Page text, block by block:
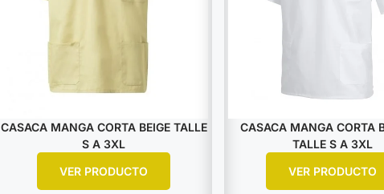
CASACA MANGA CORTA BEIGE TALLE
S A 3XL
VER PRODUCTO
CASACA MANGA CORTA
TALLE S A 3XL
VER PRODUCTO